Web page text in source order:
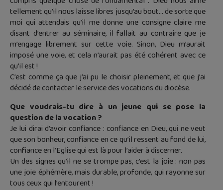
tellement qu’il nous laisse libres jusqu’au bout… de sorte que
moi qui attendais qu’il me donne une consigne claire me
disant d’entrer au séminaire, il fallait au contraire que je
m’engage librement sur cette voie. Sinon, Dieu m’aurait
imposé une voie, et cela n’aurait pas été cohérent avec ce
qu’il est !
C’est comme ça que j’ai pu le choisir pleinement, et que j’ai
décidé de contacter le service des vocations du diocèse.
Que voudrais-tu dire à un jeune qui se pose la
question de la vocation ?
Je lui dirai d’avoir confiance : confiance en Dieu, qui ne veut
que son bonheur, confiance en ce qu’il ressent au fond de lui,
confiance en l’Eglise qui est là pour l’aider à discerner.
Un des signes qu’il ne se trompe pas, c’est la joie : non pas
une joie éphémère, mais durable, profonde, qui rayonne sur
tous ceux qui l’entourent !